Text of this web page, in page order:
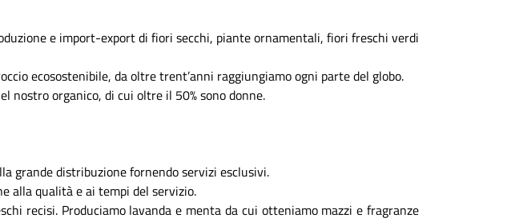
e import-export di fiori secchi, piante ornamentali, fiori freschi verdi
ecosostenibile, da oltre trent’anni raggiungiamo ogni parte del globo.
nostro organico, di cui oltre il 50% sono donne.
grande distribuzione fornendo servizi esclusivi.
alla qualità e ai tempi del servizio.
recisi. Produciamo lavanda e menta da cui otteniamo mazzi e fragranze